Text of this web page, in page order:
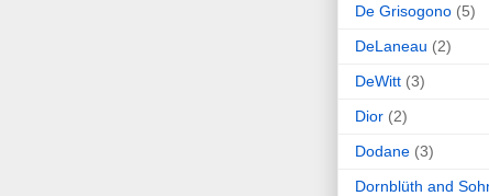
De Grisogono (5)
DeLaneau (2)
DeWitt (3)
Dior (2)
Dodane (3)
Dornblüth and